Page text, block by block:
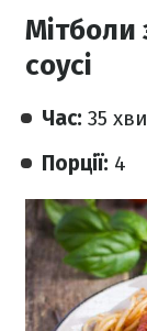
Мітболи
соусі
Час: 35
Порції: 4